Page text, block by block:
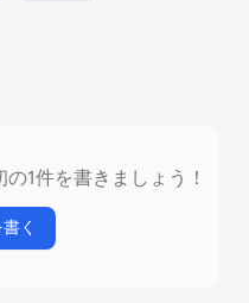
1件を書きましょう！
く